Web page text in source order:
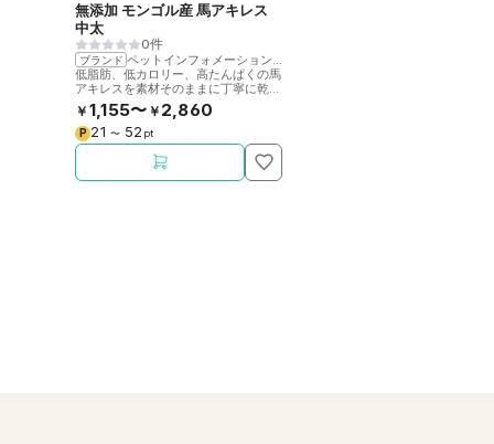
無添加 モンゴル産 馬アキレス
中太
0件
ブランド
低脂肪、低カロリー、高たんぱくの馬
アキレスを素材そのままに丁寧に乾燥
させました。噛むことで歯の健康をサ
ポート。
￥ 1,155〜 ￥ 2,860
P 21 〜 52 pt